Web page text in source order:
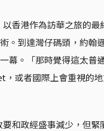
香港作為訪華之旅的最
。到達灣仔碼頭，約翰
幕。「那時覺得這太普
或者國際上會重視的
和政經盛事減少，但緊